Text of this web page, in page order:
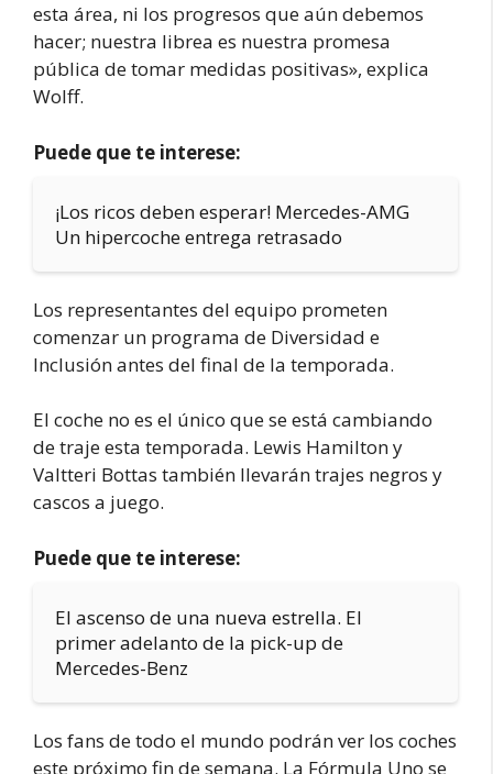
esta área, ni los progresos que aún debemos
hacer; nuestra librea es nuestra promesa
pública de tomar medidas positivas», explica
Wolff.
Puede que te interese:
¡Los ricos deben esperar! Mercedes-AMG
Un hipercoche entrega retrasado
Los representantes del equipo prometen
comenzar un programa de Diversidad e
Inclusión antes del final de la temporada.
El coche no es el único que se está cambiando
de traje esta temporada. Lewis Hamilton y
Valtteri Bottas también llevarán trajes negros y
cascos a juego.
Puede que te interese:
El ascenso de una nueva estrella. El
primer adelanto de la pick-up de
Mercedes-Benz
Los fans de todo el mundo podrán ver los coches
este próximo fin de semana. La Fórmula Uno se